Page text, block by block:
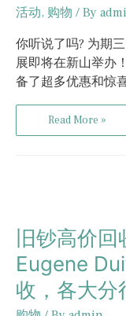
活动, 购物 / By
你听说了吗? 为期
展即将在新山举办
备了超多优惠和惊
Read More »
旧钞高价
Eugene
收，各大分